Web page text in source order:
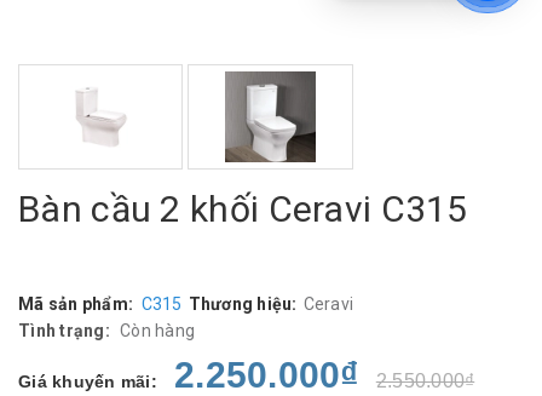
Bàn cầu 2 khối Ceravi C315
Mã sản phẩm: C315 Thương hiệu: Ceravi
Tình trạng: Còn hàng
Giá khuyến mãi: 2.250.000₫ 2.550.000₫